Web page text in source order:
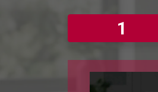
Ремонт
1